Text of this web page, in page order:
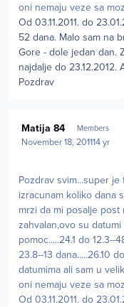
oni nemaju veze sa
Od 03.11.2011. do
52 dana. Malo sam na
Gore - dole jedan dan.
najdalje do
Pozdrav
Matija 84 Members
November 18, 201114 yr
Pozdrav svim...super
izracunam koliko dana
mrzi da mi posalje
zahvalan,ovo su
pomoc.....24.1 do 12.3--
23.8--13 dana.....26.10
datumima ali sam u
oni nemaju veze sa
Od 03.11.2011. do